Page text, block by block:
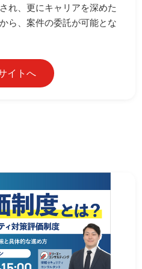
れ、更にキャリアを深めた
ら、案件の委託が可能とな
イトへ